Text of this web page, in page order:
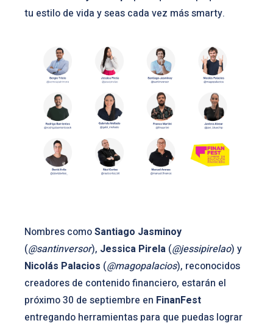
tu estilo de vida y seas cada vez más smarty.
Nombres comoSantiago Jasminoy
(@santinversor), Jessica Pirela (@jessipirelao) y
Nicolás Palacios (@magopalacios), reconocidos
creadores de contenido financiero, estarán el
próximo 30 de septiembre en FinanFest
entregando herramientas para que puedas lograr